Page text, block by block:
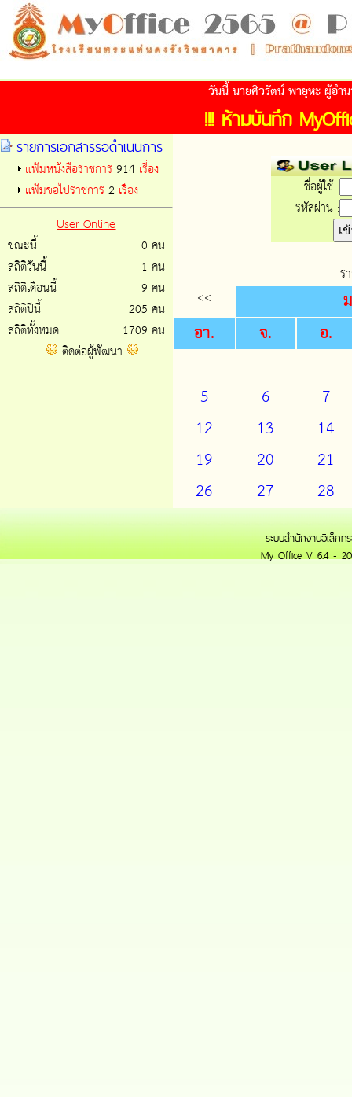
วันนี้ นายศิวรัตน์ พายุหะ ผู้อำน
!!! ห้ามบันทึก
รายการเอกสารรอดำเนินการ
แฟ้มหนังสือราชการ 914 เรื่อง
แฟ้มขอไปราชการ 2 เรื่อง
User Online
ขณะนี้
0 คน
สถิติวันนี้
1 คน
สถิติเดือนนี้
9 คน
สถิติปีนี้
205 คน
สถิติทั้งหมด
1709 คน
ติดต่อผู้พัฒนา
ชื่อผู้ใช้ :
รหัสผ่าน :
ร
<<
อา.
จ. อ.
5 6
7
12
13
14
19
20
21
26
27 28
ระบบสำนักงานอิเล็ก
My Office V 6.4 -